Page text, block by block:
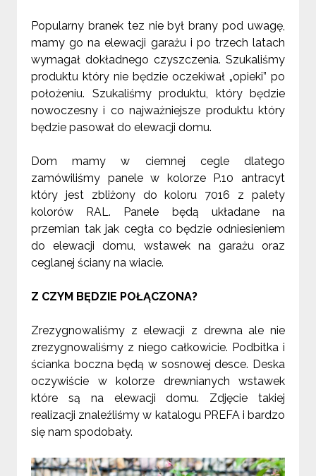
Popularny branek tez nie był brany pod uwagę,
mamy go na elewacji garażu i po trzech latach
wymagał dokładnego czyszczenia. Szukaliśmy
produktu który nie będzie oczekiwał „opieki” po
położeniu. Szukaliśmy produktu, który będzie
nowoczesny i co najważniejsze produktu który
będzie pasował do elewacji domu.
Dom mamy w ciemnej cegle dlatego
zamówiliśmy panele w kolorze P.10 antracyt
który jest zbliżony do koloru 7016 z palety
kolorów RAL. Panele będą układane na
przemian tak jak cegła co będzie odniesieniem
do elewacji domu, wstawek na garażu oraz
ceglanej ściany na wiacie.
Z CZYM BĘDZIE POŁĄCZONA?
Zrezygnowaliśmy z elewacji z drewna ale nie
zrezygnowaliśmy z niego całkowicie. Podbitka i
ścianka boczna będą w sosnowej desce. Deska
oczywiście w kolorze drewnianych wstawek
które są na elewacji domu. Zdjęcie takiej
realizacji znaleźliśmy w katalogu PREFA i bardzo
się nam spodobały.